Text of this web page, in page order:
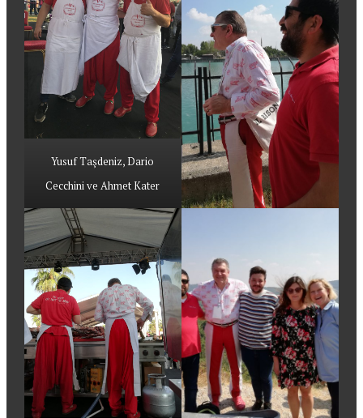
Yusuf Taşdeniz, Dario
Cecchini ve Ahmet Kater